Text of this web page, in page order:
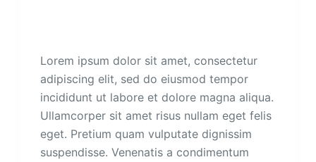
Lorem ipsum dolor sit amet, consectetur
adipiscing elit, sed do eiusmod tempor
incididunt ut labore et dolore magna aliqua.
Ullamcorper sit amet risus nullam eget felis
eget. Pretium quam vulputate dignissim
suspendisse. Venenatis a condimentum